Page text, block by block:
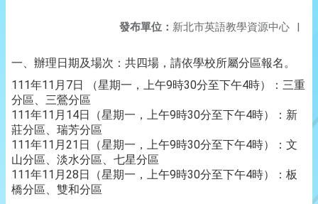
發布單位： 新北市英語教學資源中心 |
一、辦理日期及場次：共四場，請依學校所屬分區報名。
111年11月7日 （星期一，上午9時30分至下午4時）：三重
分區、三鶯分區
111年11月14日（星期一，上午9時30分至下午4時）：新
莊分區、瑞芳分區
111年11月21日（星期一，上午9時30分至下午4時）：文
山分區、淡水分區、七星分區
111年11月28日（星期一，上午9時30分至下午4時）：板
橋分區、雙和分區